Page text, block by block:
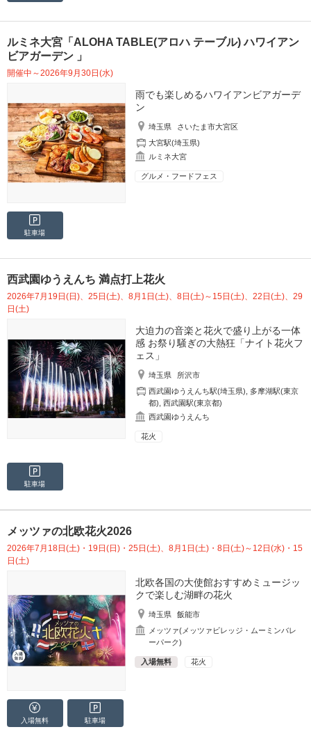
ルミネ大宮「ALOHA TABLE(アロハ テーブル) ハワイアン
ビアガーデン 」
開催中～2026年9月30日(水)
雨でも楽しめるハワイアンビアガーデ
ン
埼玉県
さいたま市大宮区
大宮駅(埼玉県)
ルミネ大宮
グルメ・フードフェス
駐車場
西武園ゆうえんち 満点打上花火
2026年7月19日(日)、25日(土)、8月1日(土)、8日(土)～15日(土)、22日(土)、29
日(土)
大迫力の音楽と花火で盛り上がる一体
感 お祭り騒ぎの大熱狂「ナイト花火フ
ェス」
埼玉県
所沢市
西武園ゆうえんち駅(埼玉県)
多摩湖駅(東京
都) ,西武園駅(東京都)
西武園ゆうえんち
花火
駐車場
メッツァの北欧花火2026
2026年7月18日(土)・19日(日)・25日(土)、8月1日(土)・8日(土)～12日(水)・15
日(土)
北欧各国の大使館おすすめミュージッ
クで楽しむ湖畔の花火
埼玉県
飯能市
メッツァ(メッツァビレッジ・ムーミンバレ
ーパーク)
入場無料 花火
入場無料 駐車場